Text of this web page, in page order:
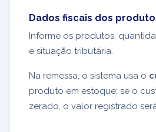
Dados fiscais dos
Informe os produtos,
e situação tributária.
Na remessa, o sistema usa o
produto em estoque; se o
zerado, o valor registrado